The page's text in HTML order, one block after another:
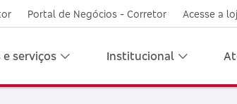
Portal de Negócios - Corretor Acesse a
serviços Institucional